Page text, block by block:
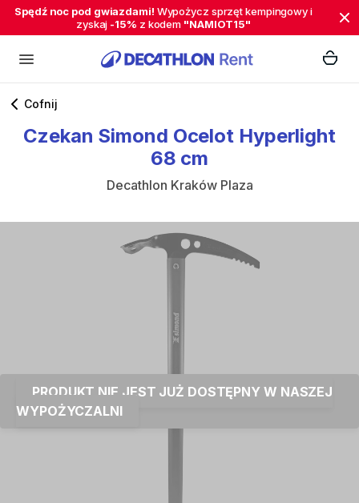
Spędź noc pod gwiazdami! Wypożycz sprzęt kempingowy i
zyskaj -15% z kodem "NAMIOT15"
Cofnij
Czekan Simond Ocelot Hyperlight
68 cm
Decathlon Kraków Plaza
PRODUKT NIE JEST JUŻ DOSTĘPNY W NASZEJ
WYPOŻYCZALNI